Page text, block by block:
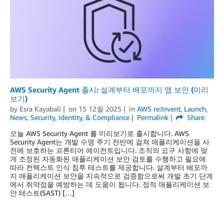
AWS Security Agent 출시: 설계부터 배포까지 앱 보안 (미리
보기)
by Esra Kayabali on 15 12월 2025 in AWS re:Invent, Launch,
News, Security, Identity, & Compliance Permalink
Share
오늘 AWS Security Agent 를 미리보기로 출시합니다. AWS
Security Agent는 개발 수명 주기 전반에 걸쳐 애플리케이션을 사
전에 보호하는 프론티어 에이전트입니다. 조직의 요구 사항에 맞
게 조정된 자동화된 애플리케이션 보안 검토를 수행하고 필요에
따라 컨텍스트 인식 침투 테스트를 제공합니다. 설계부터 배포까
지 애플리케이션 보안을 지속적으로 검증함으로써 개발 초기 단계
에서 취약점을 예방하는 데 도움이 됩니다. 정적 애플리케이션 보
안 테스트(SAST) […]